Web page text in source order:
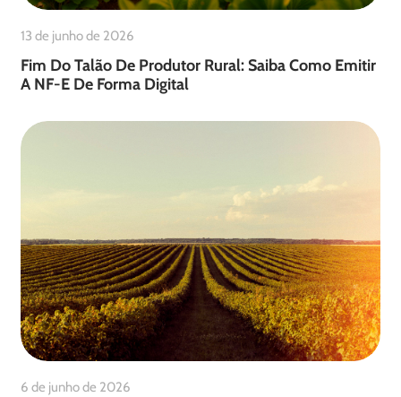
13 de junho de 2026
Fim Do Talão De Produtor Rural: Saiba Como Emitir
A NF-E De Forma Digital
6 de junho de 2026